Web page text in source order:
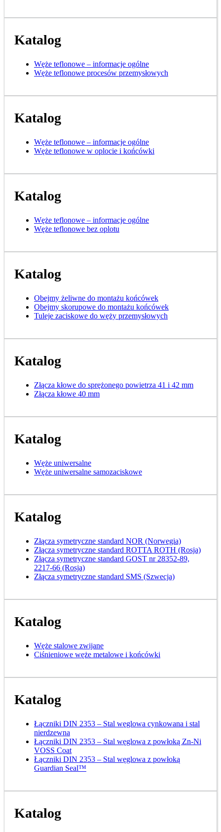
Katalog
Węże teflonowe – informacje ogólne
Węże teflonowe procesów przemysłowych
Katalog
Węże teflonowe – informacje ogólne
Węże teflonowe w oplocie i końcówki
Katalog
Węże teflonowe – informacje ogólne
Węże teflonowe bez oplotu
Katalog
Obejmy żeliwne do montażu końcówek
Obejmy skorupowe do montażu końcówek
Tuleje zaciskowe do węży przemysłowych
Katalog
Złącza kłowe do sprężonego powietrza 41 i 42 mm
Złącza kłowe 40 mm
Katalog
Węże uniwersalne
Węże uniwersalne samozaciskowe
Katalog
Złącza symetryczne standard NOR (Norwegia)
Złącza symetryczne standard ROTTA ROTH (Rosja)
Złącza symetryczne standard GOST nr 28352-89,
2217-66 (Rosja)
Złącza symetryczne standard SMS (Szwecja)
Katalog
Węże stalowe zwijane
Ciśnieniowe węże metalowe i końcówki
Katalog
Łączniki DIN 2353 – Stal węglowa cynkowana i stal
nierdzewna
Łączniki DIN 2353 – Stal węglowa z powłoką Zn-Ni
VOSS Coat
Łączniki DIN 2353 – Stal węglowa z powłoką
Guardian Seal™
Katalog